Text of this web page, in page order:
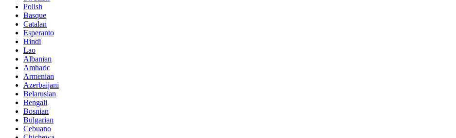
Polish
Basque
Catalan
Esperanto
Hindi
Lao
Albanian
Amharic
Armenian
Azerbaijani
Belarusian
Bengali
Bosnian
Bulgarian
Cebuano